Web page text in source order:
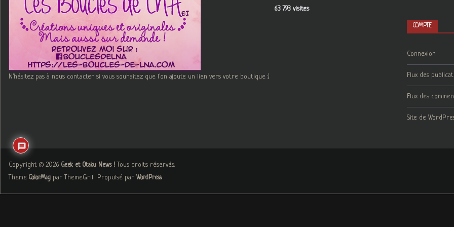
N'hésitez pas à nous contacter si vous souhaitez que l'on ajoute un lien vers votre boutique :)
63 793 visites
COMPTE
Connexion
Flux des
Flux des
Site de
Copyright © 2026 Geek et Otaku News !. Tous droits réservés.
Theme ColorMag par ThemeGrill. Propulsé par WordPress.